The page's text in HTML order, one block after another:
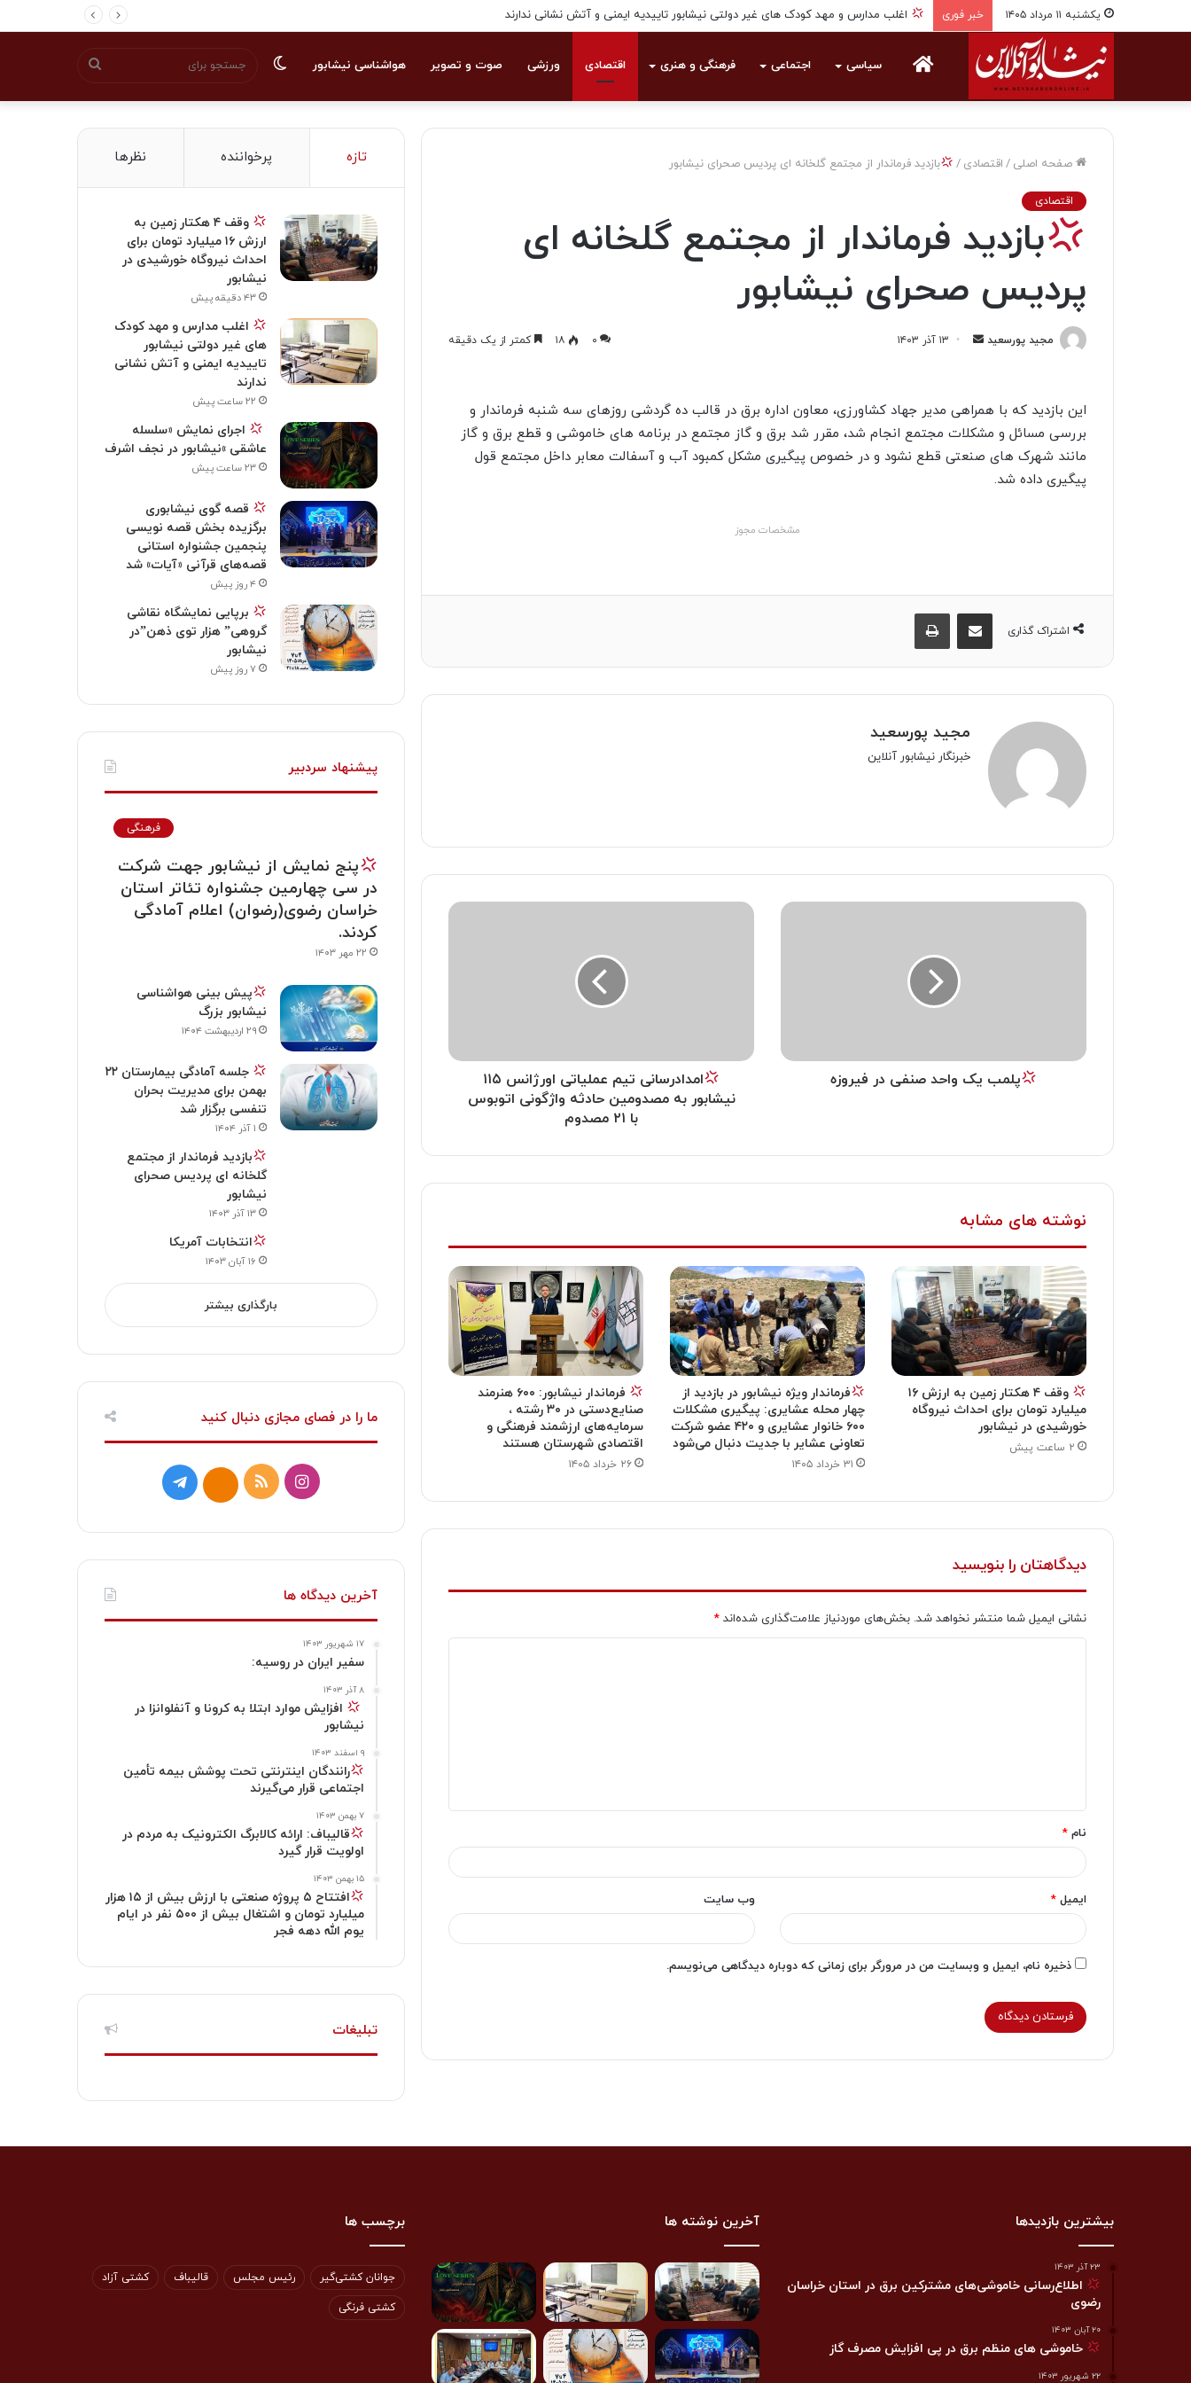
یکشنبه ۱۱ مرداد ۱۴۰۵ خبر فوری اغلب مدارس و مهد کودک های غیر دولتی نیشابور تاییدیه ایمنی و آتش نشانی ندارند
سیاسی اجتماعی فرهنگی و هنری اقتصادی ورزشی صوت و تصویر هواشناسی نیشابور
برای
تغییر
صفحه اصلی / اقتصادی / بازدید فرماندار از مجتمع گلخانه ای پردیس صحرای نیشابور
اقتصادی
بازدید فرماندار از مجتمع گلخانه ای
پردیس صحرای نیشابور
مجید پورسعید
ا
ل
۱۳ آذر ۱۴۰۳ ۰ ۱۸ کمتر از یک دقیقه
این بازدید که با همراهی مدیر جهاد کشاورزی، معاون اداره برق در قالب ده گردشی روزهای سه شنبه فرماندار و
بررسی مسائل و مشکلات مجتمع انجام شد، مقرر شد برق و گاز مجتمع در برنامه های خاموشی و قطع برق و گاز
مانند شهرک های صنعتی قطع نشود و در خصوص پیگیری مشکل کمبود آب و آسفالت معابر داخل مجتمع قول
پیگیری داده شد.
مشخصات مجوز
اشتراک گذاری
مجید پورسعید
خبرنگار نیشابور آنلاین
پلمب یک واحد صنفی در فیروزه
امدادرسانی تیم عملیاتی اورژانس ۱۱۵
نیشابور به مصدومین حادثه واژگونی اتوبوس
با ۲۱ مصدوم
نوشته های مشابه
وقف ۴ هکتار زمین به ارزش ۱۶
میلیارد تومان برای احداث نیروگاه
خورشیدی در نیشابور
۲ ساعت پیش
فرماندار ویژه نیشابور در بازدید از
چهار محله عشایری: پیگیری مشکلات
۶۰۰ خانوار عشایری و ۴۲۰ عضو شرکت
تعاونی عشایر با جدیت دنبال می‌شود
۳۱ خرداد ۱۴۰۵
فرماندار نیشابور: ۶۰۰ هنرمند
صنایع‌دستی در ۳۰ رشته ،
سرمایه‌های ارزشمند فرهنگی و
اقتصادی شهرستان هستند
۲۶ خرداد ۱۴۰۵
دیدگاهتان را بنویسید
نشانی ایمیل شما منتشر نخواهد شد. بخش‌های موردنیاز علامت‌گذاری شده‌اند *
*
نام *
ایمیل * وب‌ سایت
ذخیره نام، ایمیل و وبسایت من در مرورگر برای زمانی که دوباره دیدگاهی می‌نویسم.
تازه پرخواننده نظرها
وقف ۴ هکتار زمین به
ارزش ۱۶ میلیارد تومان برای
احداث نیروگاه خورشیدی در
نیشابور
۴۳ دقیقه پیش
اغلب مدارس و مهد کودک
های غیر دولتی نیشابور
تاییدیه ایمنی و آتش نشانی
ندارند
۲۲ ساعت پیش
اجرای نمایش «سلسله
عاشقی »نیشابور در نجف اشرف
۲۳ ساعت پیش
قصه گوی نیشابوری
برگزیده بخش قصه نویسی
پنجمین جشنواره استانی
قصه‌های قرآنی «آیات» شد
۴ روز پیش
برپایی نمایشگاه نقاشی
گروهی” هزار توی ذهن”در
نیشابور
۷ روز پیش
پیشنهاد سردبیر
فرهنگی
پنج نمایش از نیشابور جهت شرکت
در سی چهارمین جشنواره تئاتر استان
خراسان رضوی(رضوان) اعلام آمادگی
کردند.
۲۲ مهر ۱۴۰۳
پیش بینی هواشناسی
نیشابور بزرگ
۲۹ اردیبهشت ۱۴۰۴
جلسه آمادگی بیمارستان ۲۲
بهمن برای مدیریت بحران
تنفسی برگزار شد
۱ آذر ۱۴۰۴
بازدید فرماندار از مجتمع
گلخانه ای پردیس صحرای
نیشابور
۱۳ آذر ۱۴۰۳
انتخابات آمریکا
۱۶ آبان ۱۴۰۳
بارگذاری بیشتر
ما را در فصای مجازی دنبال کنید
ا
س
ت
ا
م
خ
ک
ت
ا
آخرین دیدگاه ها
۱۷ شهریور ۱۴۰۳
سفیر ایران در روسیه:
۸ آذر ۱۴۰۳
افزایش موارد ابتلا به کرونا و آنفلوانزا در
نیشابور
۹ اسفند ۱۴۰۳
رانندگان اینترنتی تحت پوشش بیمه تأمین
اجتماعی قرار می‌گیرند
۷ بهمن ۱۴۰۳
قالیباف: ارائه کالابرگ الکترونیک به مردم در
اولویت قرار گیرد
۱۵ بهمن ۱۴۰۳
افتتاح ۵ پروژه صنعتی با ارزش بیش از ۱۵ هزار
میلیارد تومان و اشتغال بیش از ۵۰۰ نفر در ایام
یوم الله دهه فجر
تبلیغات
بیشترین بازدیدها
۲۳ آذر ۱۴۰۳
اطلاع‌رسانی خاموشی‌های مشترکین برق در استان خراسان
رضوی
۲۰ آبان ۱۴۰۳
خاموشی های منظم برق در پی افزایش مصرف گاز
۲۲ شهریور ۱۴۰۳
آخرین نوشته ها برچسب ها
جوانان کشتی‌گیر رئیس مجلس قالیباف کشتی آزاد
کشتی فرنگی